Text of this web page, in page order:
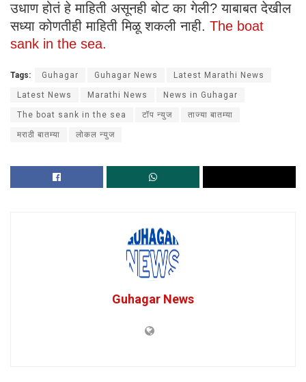
उधाण होतं हे माहिती असूनही बोट का गेली? याबाबत देखील
सध्या कोणतीही माहिती मिळू शकली नाही. The boat
sank in the sea.
Tags: Guhagar Guhagar News Latest Marathi News
Latest News Marathi News News in Guhagar
The boat sank in the sea टॉप न्युज ताज्या बातम्या
मराठी बातम्या लोकल न्युज
Guhagar News